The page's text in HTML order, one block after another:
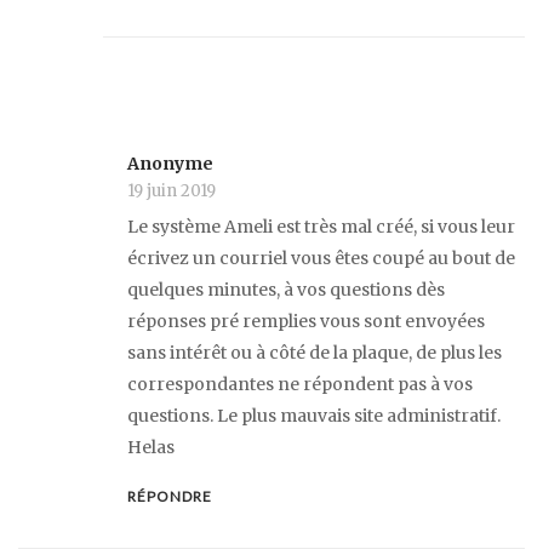
Anonyme
19 juin 2019
Le système Ameli est très mal créé, si vous leur
écrivez un courriel vous êtes coupé au bout de
quelques minutes, à vos questions dès
réponses pré remplies vous sont envoyées
sans intérêt ou à côté de la plaque, de plus les
correspondantes ne répondent pas à vos
questions. Le plus mauvais site administratif.
Helas
RÉPONDRE